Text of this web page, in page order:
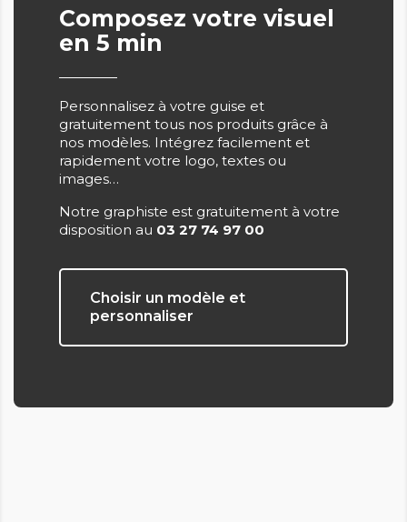
Composez votre visuel
en 5 min
Personnalisez à votre guise et
gratuitement tous nos produits grâce à
nos modèles. Intégrez facilement et
rapidement votre logo, textes ou
images…
Notre graphiste est gratuitement à votre
disposition au 03 27 74 97 00
Choisir un modèle et
personnaliser